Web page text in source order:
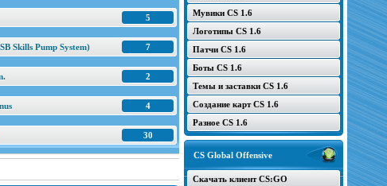
Мувики CS 1.6
Логотипы CS 1.6
Патчи CS 1.6
Боты CS 1.6
Темы и заставки CS 1.6
Создание карт CS 1.6
Разное CS 1.6
CS Global Offensive
Скачать клиент CS:GO
5
7
Skills Pump System)
2
4
30